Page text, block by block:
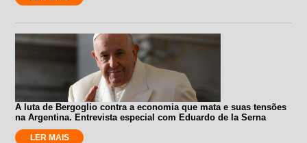
A luta de Bergoglio contra a economia que mata e suas tensões
na Argentina. Entrevista especial com Eduardo de la Serna
LER MAIS